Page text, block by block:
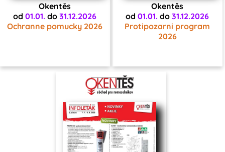
Okentěs
od 01.01. do 31.12.2026
Ochranne pomucky 2026
Okentěs
od 01.01. do 31.12.2026
Protipozarni program
2026